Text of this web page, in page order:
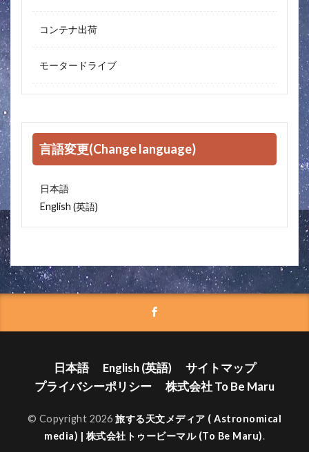
コンテナ出荷
モータードライブ
言語変更(Change language)
日本語
English (英語)
日本語 English(英語)
サイトマップ
プライバシーポリシー
株式会社 To Be Maru
© Copyright 2026旅する天文メディア ( Astronomical
media) | 株式会社トゥービーマル (To Be Maru).